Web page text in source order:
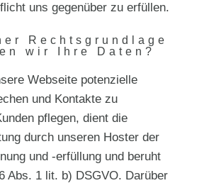
uns gegenüber zu erfüllen.
Rechtsgrundlage
wir Ihre Daten?
Webseite potenzielle
und Kontakte zu
pflegen, dient die
durch unseren Hoster der
und -erfüllung und beruht
Abs. 1 lit. b) DSGVO. Darüber